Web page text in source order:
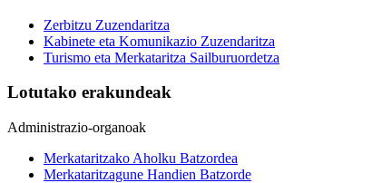
Zerbitzu Zuzendaritza
Kabinete eta Komunikazio Zuzendaritza
Turismo eta Merkataritza Sailburuordetza
Lotutako erakundeak
Administrazio-organoak
Merkataritzako Aholku Batzordea
Merkataritzagune Handien Batzorde